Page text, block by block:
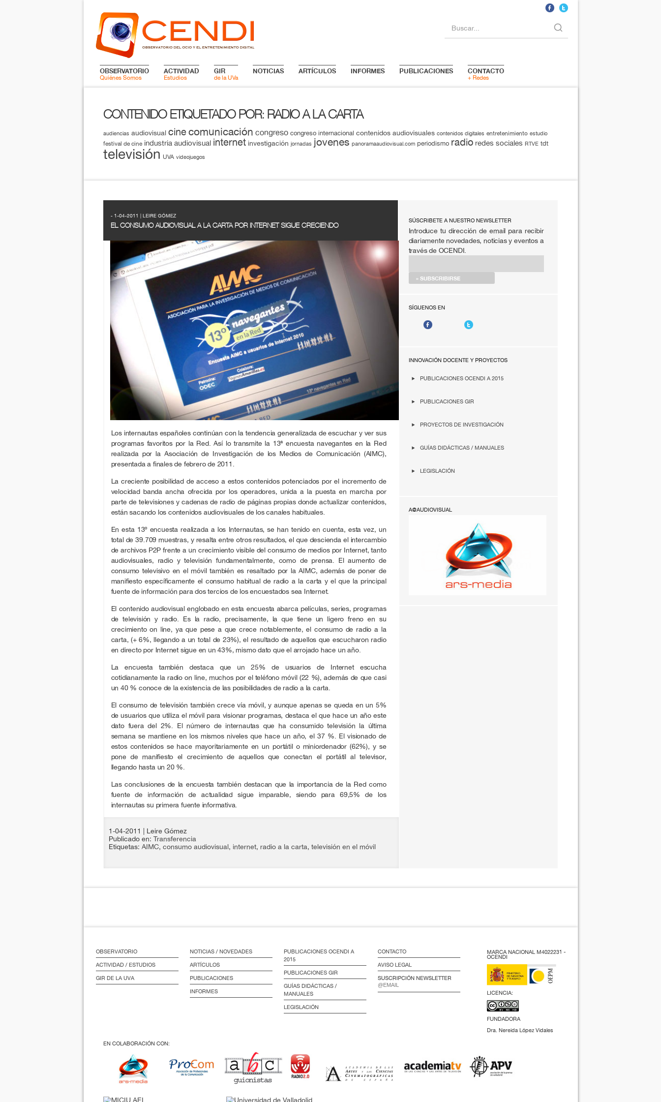
Buscar...
OBSERVATORIO
Quiénes Somos
ACTIVIDAD
Estudios
GIR
de la UVa
NOTICIAS ARTÍCULOS INFORMES PUBLICACIONES CONTACTO
+ Redes
CONTENIDO ETIQUETADO POR: RADIO A LA CARTA
audiencias audiovisual cinecomunicación congreso congreso internacional contenidos audiovisuales contenidos digitales entretenimiento estudio
festival de cine industria audiovisual internet investigación jornadas jovenes panoramaaudiovisual.com periodismo radio redes sociales RTVE tdt
televisión UVA videojuegos
SÚSCRIBETE A NUESTRO NEWSLETTER
Introduce tu dirección de email para recibir
diariamente novedades, noticias y eventos a
través de OCENDI.
SÍGUENOS EN
INNOVACIÓN DOCENTE Y PROYECTOS
PUBLICACIONES OCENDI A 2015
PUBLICACIONES GIR
PROYECTOS DE INVESTIGACIÓN
GUÍAS DIDÁCTICAS / MANUALES
LEGISLACIÓN
A@AUDIOVISUAL
- 1-04-2011 | LEIRE GÓMEZ
EL CONSUMO AUDIOVISUAL A LA CARTA POR INTERNET SIGUE CRECIENDO
Los internautas españoles continúan con la tendencia generalizada de escuchar y ver sus
programas favoritos por la Red. Así lo transmite la 13ª encuesta navegantes en la Red
realizada por la Asociación de Investigación de los Medios de Comunicación (AIMC),
presentada a finales de febrero de 2011.
La creciente posibilidad de acceso a estos contenidos potenciados por el incremento de
velocidad banda ancha ofrecida por los operadores, unida a la puesta en marcha por
parte de televisiones y cadenas de radio de páginas propias donde actualizar contenidos,
están sacando los contenidos audiovisuales de los canales habituales.
En esta 13º encuesta realizada a los Internautas, se han tenido en cuenta, esta vez, un
total de 39.709 muestras, y resalta entre otros resultados, el que descienda el intercambio
de archivos P2P frente a un crecimiento visible del consumo de medios por Internet, tanto
audiovisuales, radio y televisión fundamentalmente, como de prensa. El aumento de
consumo televisivo en el móvil también es resaltado por la AIMC, además de poner de
manifiesto específicamente el consumo habitual de radio a la carta y el que la principal
fuente de información para dos tercios de los encuestados sea Internet.
El contenido audiovisual englobado en esta encuesta abarca películas, series, programas
de televisión y radio. Es la radio, precisamente, la que tiene un ligero freno en su
crecimiento on line, ya que pese a que crece notablemente, el consumo de radio a la
carta, (+ 6%, llegando a un total de 23%), el resultado de aquellos que escucharon radio
en directo por Internet sigue en un 43%, mismo dato que el arrojado hace un año.
La encuesta también destaca que un 25% de usuarios de Internet escucha
cotidianamente la radio on line, muchos por el teléfono móvil (22 %), además de que casi
un 40 % conoce de la existencia de las posibilidades de radio a la carta.
El consumo de televisión también crece vía móvil, y aunque apenas se queda en un 5%
de usuarios que utiliza el móvil para visionar programas, destaca el que hace un año este
dato fuera del 2%. El número de internautas que ha consumido televisión la última
semana se mantiene en los mismos niveles que hace un año, el 37 %. El visionado de
estos contenidos se hace mayoritariamente en un portátil o miniordenador (62%), y se
pone de manifiesto el crecimiento de aquellos que conectan el portátil al televisor,
llegando hasta un 20 %.
Las conclusiones de la encuesta también destacan que la importancia de la Red como
fuente de información de actualidad sigue imparable, siendo para 69,5% de los
internautas su primera fuente informativa.
1-04-2011
| Leire Gómez
Publicado en: Transferencia
Etiquetas: AIMC, consumo audiovisual, internet, radio a la carta, televisión en el móvil
OBSERVATORIO
ACTIVIDAD / ESTUDIOS
GIR DE LA UVA
NOTICIAS / NOVEDADES
ARTÍCULOS
PUBLICACIONES
INFORMES
PUBLICACIONES OCENDI A
2015
PUBLICACIONES GIR
GUÍAS DIDÁCTICAS /
MANUALES
LEGISLACIÓN
CONTACTO
AVISO LEGAL
SUSCRIPCIÓN NEWSLETTER
MARCA NACIONAL M4022231 -
OCENDI
LICENCIA:
FUNDADORA
Dra. Nereida López Vidales
EN COLABORACIÓN CON: